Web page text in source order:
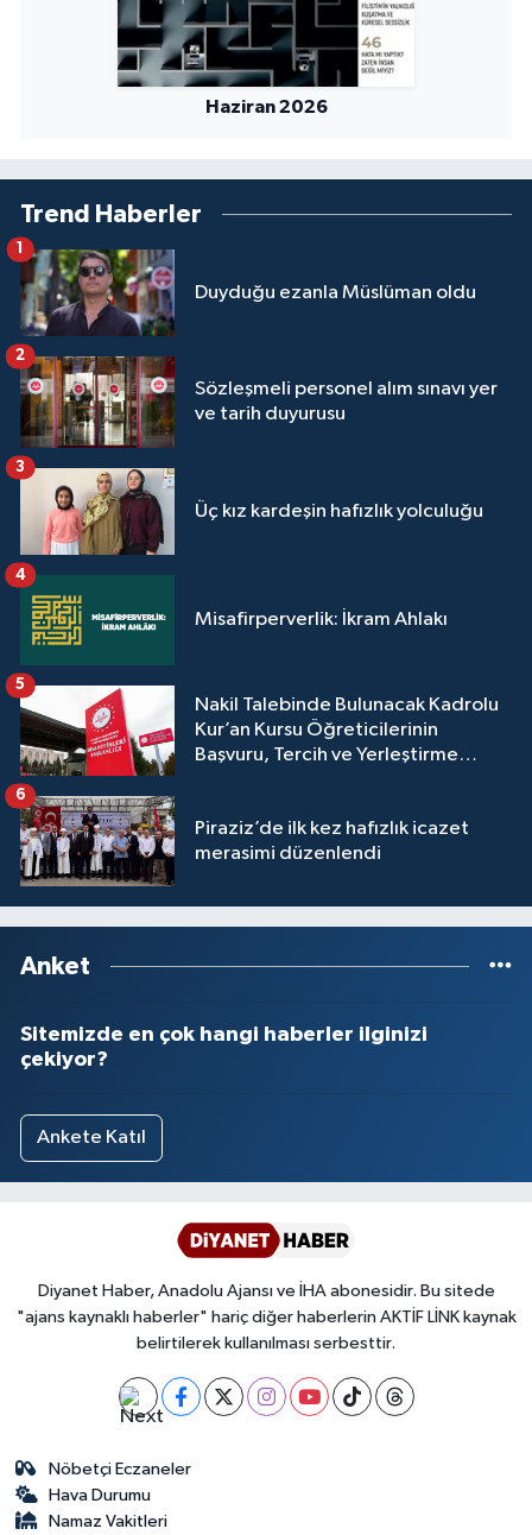
Haziran 2026
Trend Haberler
Duyduğu ezanla Müslüman oldu
Sözleşmeli personel alım sınavı yer
ve tarih duyurusu
2
Üç kız kardeşin hafızlık yolculuğu
3
Misafirperverlik: İkram Ahlakı
4
Nakil Talebinde Bulunacak Kadrolu
Kur’an Kursu Öğreticilerinin
Başvuru, Tercih ve Yerleştirme
5
Piraziz’de ilk kez hafızlık icazet
merasimi düzenlendi
6
Anket
Sitemizde en çok hangi haberler ilginizi
çekiyor?
Ankete Katıl
Diyanet Haber, Anadolu Ajansı ve İHA abonesidir. Bu sitede
"ajans kaynaklı haberler" hariç diğer haberlerin AKTİF LİNK kaynak
belirtilerek kullanılması serbesttir.
Nöbetçi Eczaneler
Hava Durumu
Namaz Vakitleri
Şanlıurfa Müftülüğü
Şırnak Müftülüğü
Trabzon Müftülüğü
Tunceli Müftülüğü
Uşak Müftülüğü
Van Müftülüğü
Yalova Müftülüğü
Yozgat Müftülüğü
Zonguldak Müftülüğü